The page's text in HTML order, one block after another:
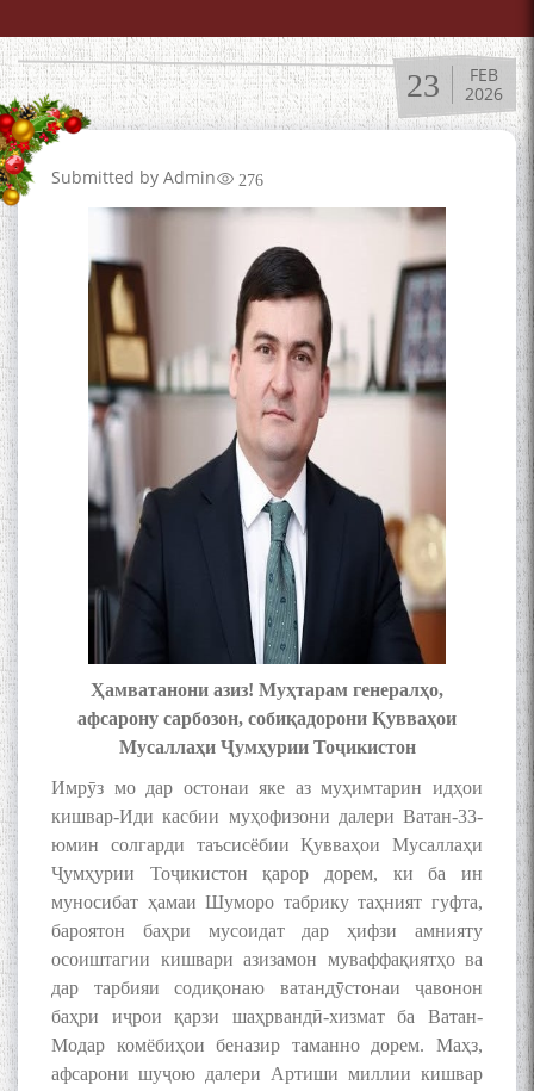
23
FEB
2026
Submitted by Admin 276
Ҳамватанони азиз! Муҳтарам генералҳо,
афсарону сарбозон, собиқадорони Қувваҳои
Мусаллаҳи Ҷумҳурии Тоҷикистон
Имрӯз мо дар остонаи яке аз муҳимтарин идҳои
кишвар-Иди касбии муҳофизони далери Ватан-33-
юмин солгарди таъсисёбии Қувваҳои Мусаллаҳи
Ҷумҳурии Тоҷикистон қарор дорем, ки ба ин
муносибат ҳамаи Шуморо табрику таҳният гуфта,
бароятон баҳри мусоидат дар ҳифзи амнияту
осоиштагии кишвари азизамон муваффақиятҳо ва
дар тарбияи содиқонаю ватандӯстонаи ҷавонон
баҳри иҷрои қарзи шаҳрвандӣ-хизмат ба Ватан-
Модар комёбиҳои беназир таманно дорем. Маҳз,
афсарони шуҷою далери Артиши миллии кишвар